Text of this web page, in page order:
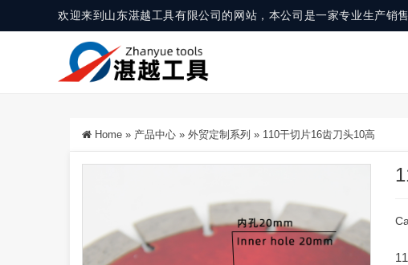
欢迎来到山东湛越工具有限公司的网站，本公司是一家专业生产销
Home » 产品中心 » 外贸定制系列 » 110干切片16齿刀头10高